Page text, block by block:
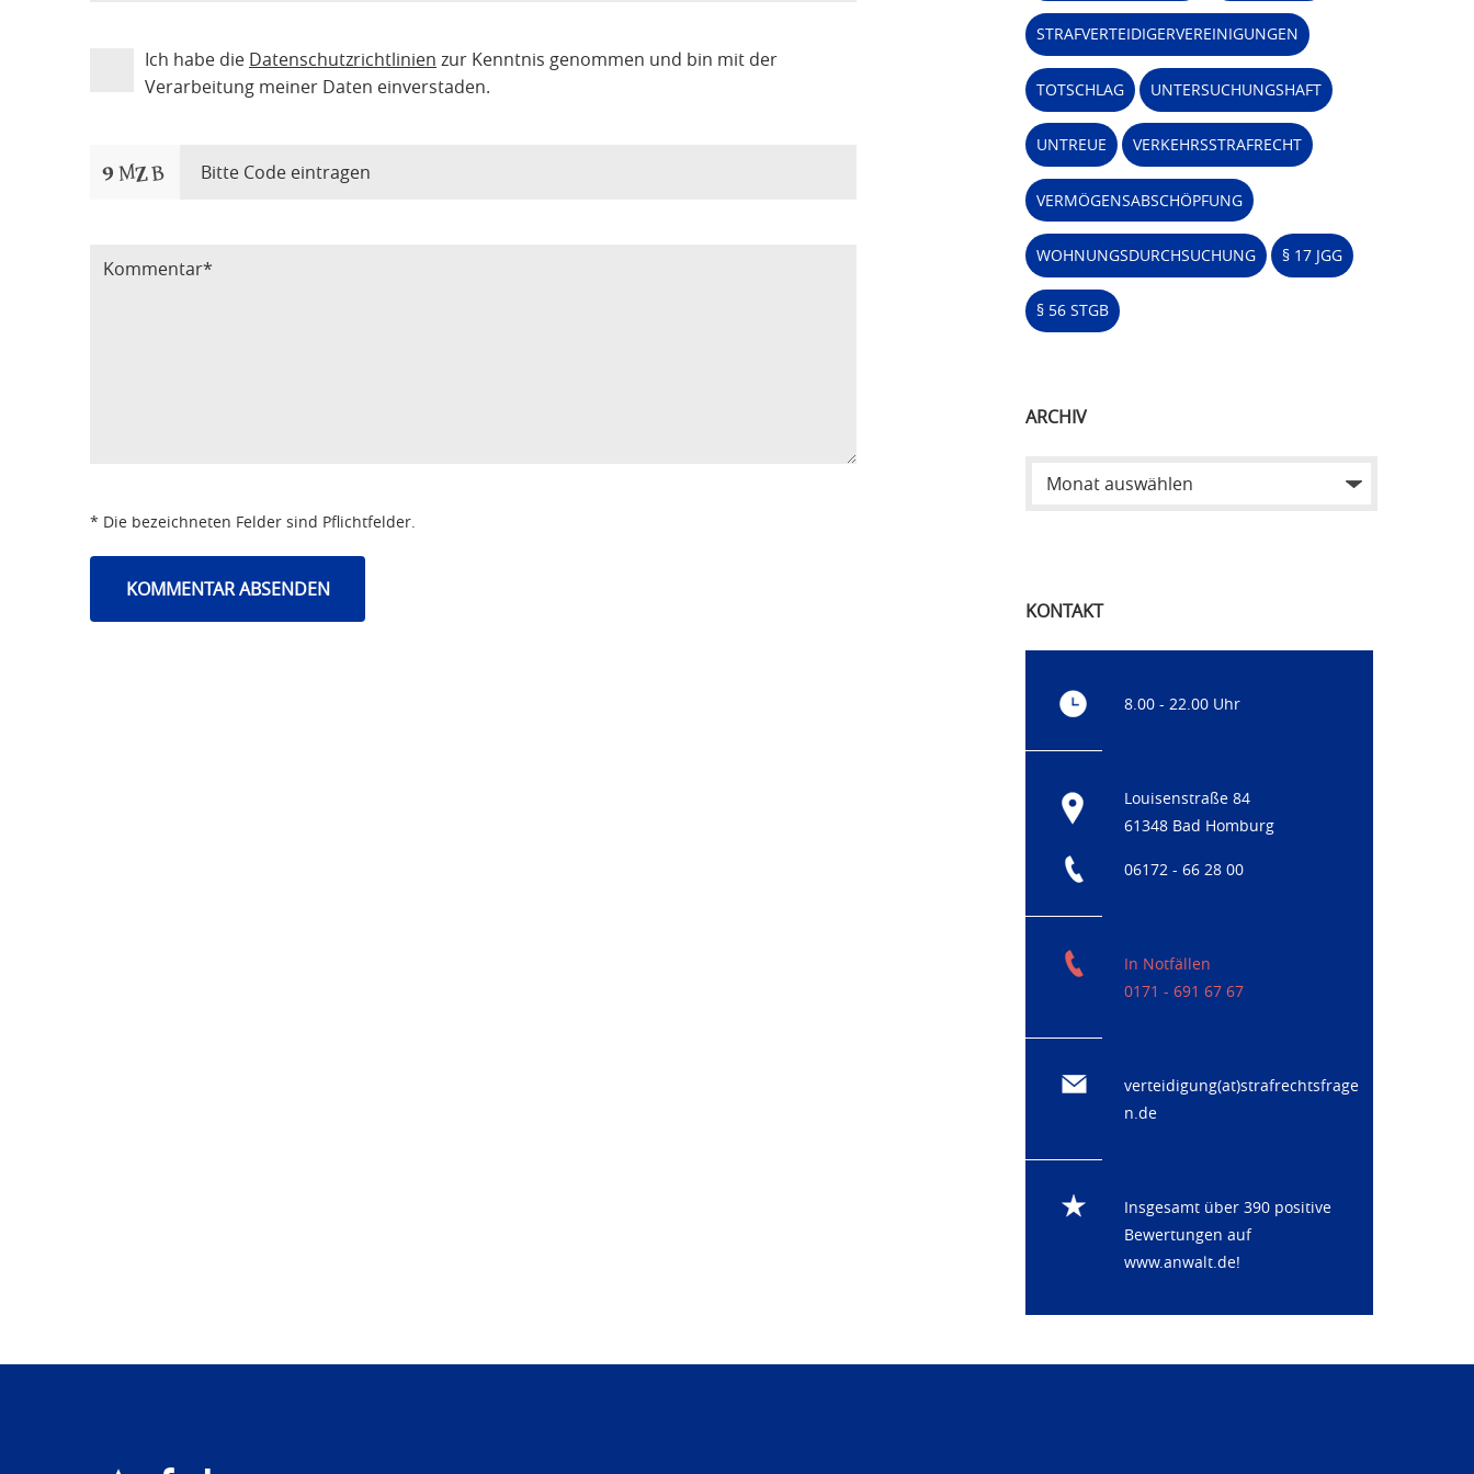
Ich habe die Datenschutzrichtlinien zur Kenntnis genommen und bin mit der
Verarbeitung meiner Daten einverstaden.
* Die bezeichneten Felder sind Pflichtfelder.
STRAFVERTEIDIGERVEREINIGUNGEN
TOTSCHLAG UNTERSUCHUNGSHAFT
UNTREUE VERKEHRSSTRAFRECHT
VERMÖGENSABSCHÖPFUNG
WOHNUNGSDURCHSUCHUNG § 17 JGG
§ 56 STGB
ARCHIV
KONTAKT
8.00 - 22.00 Uhr
Louisenstraße 84
61348 Bad Homburg
06172 - 66 28 00
In Notfällen
0171 - 691 67 67
verteidigung(at)strafrechtsfrage
n.de
Insgesamt über 390 positive
Bewertungen auf
www.anwalt.de!